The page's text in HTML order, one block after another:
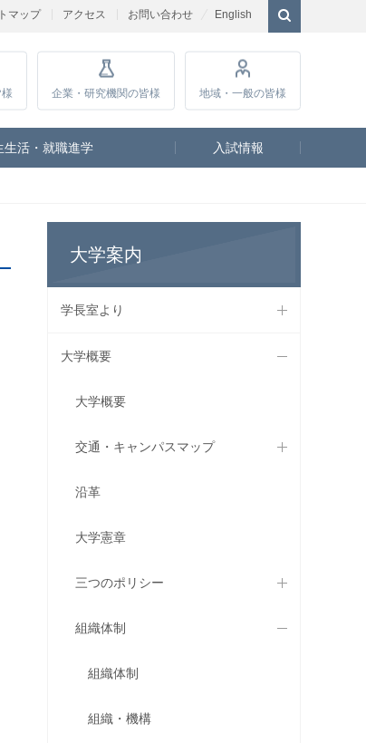
マップ アクセス お問い合わせ English
企業・研究機関の皆様 地域・一般の皆様
生活・就職進学 入試情報
大学案内
学長室より
大学概要
大学概要
交通・キャンパスマップ
沿革
大学憲章
三つのポリシー
組織体制
組織体制
組織・機構